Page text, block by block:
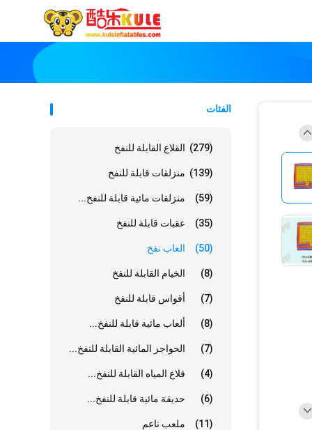
الفئات
القلاع القابلة للنفخ (279)
منزلقات قابلة للنفخ (139)
منزلقات مائية قابلة للنفخ... (59)
عقبات قابلة للنفخ (35)
العاب نفخ (50)
الخيام القابلة للنفخ (8)
أقواس قابلة للنفخ (7)
ألعاب مائية قابلة للنفخ... (8)
الحواجز المائية القابلة للنفخ... (7)
قلاع المياه القابلة للنفخ... (4)
حديقة مائية قابلة للنفخ... (6)
ملعب ناعم (11)